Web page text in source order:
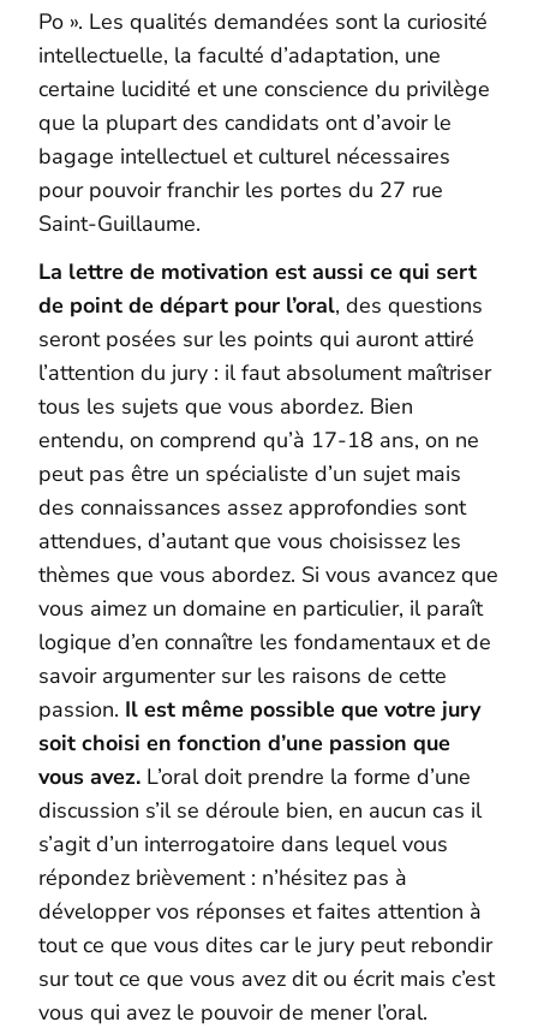
Po ». Les qualités demandées sont la curiosité
intellectuelle, la faculté d’adaptation, une
certaine lucidité et une conscience du privilège
que la plupart des candidats ont d’avoir le
bagage intellectuel et culturel nécessaires
pour pouvoir franchir les portes du 27 rue
Saint-Guillaume.
La lettre de motivation est aussi ce qui sert
de point de départ pour l’oral, des questions
seront posées sur les points qui auront attiré
l’attention du jury : il faut absolument maîtriser
tous les sujets que vous abordez. Bien
entendu, on comprend qu’à 17-18 ans, on ne
peut pas être un spécialiste d’un sujet mais
des connaissances assez approfondies sont
attendues, d’autant que vous choisissez les
thèmes que vous abordez. Si vous avancez que
vous aimez un domaine en particulier, il paraît
logique d’en connaître les fondamentaux et de
savoir argumenter sur les raisons de cette
passion. Il est même possible que votre jury
soit choisi en fonction d’une passion que
vous avez. L’oral doit prendre la forme d’une
discussion s’il se déroule bien, en aucun cas il
s’agit d’un interrogatoire dans lequel vous
répondez brièvement : n’hésitez pas à
développer vos réponses et faites attention à
tout ce que vous dites car le jury peut rebondir
sur tout ce que vous avez dit ou écrit mais c’est
vous qui avez le pouvoir de mener l’oral.